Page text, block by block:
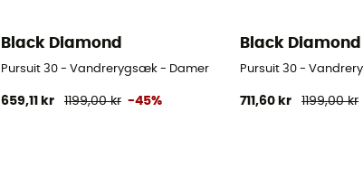
Black Diamond
Pursuit 30 - Vandrerygsæk - Damer
659,11 kr 1199,00 kr -45%
Black Diamond
Pursuit 30 -
711,60 kr 1199,00 kr